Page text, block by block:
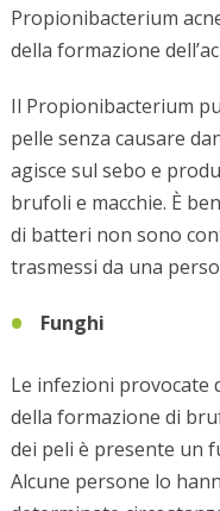
Propionibacterium
della formazione
Il Propionibacterium
pelle senza causare
agisce sul sebo e
brufoli e macchie. È
di batteri non sono
trasmessi da una
Funghi
Le infezioni provocate
della formazione di
dei peli è presente un
Alcune persone lo